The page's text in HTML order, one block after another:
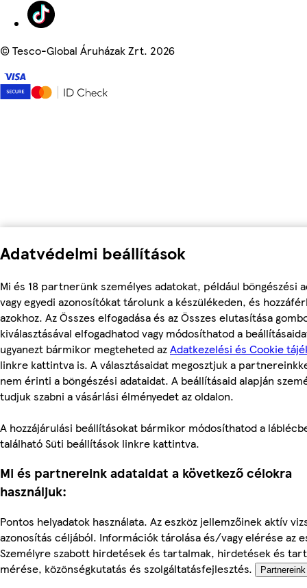
Adatvédelmi beállítások
Mi és 18 partnerünk személyes adatokat, például böngészési
vagy egyedi azonosítókat tárolunk a készülékeden, és
azokhoz. Az Összes elfogadása és az Összes elutasítása
kiválasztásával elfogadhatod vagy módosíthatod a
ugyanezt bármikor megteheted azAdatkezelési és Cookie
linkre kattintva is. A választásaidat megosztjuk a
nem érinti a böngészési adataidat. A beállításaid alapján
tudjuk szabni a vásárlási élményedet az oldalon.
A hozzájárulási beállításokat bármikor módosíthatod a
található Süti beállítások linkre kattintva.
Mi és partnereink adataidat a következő célokra
használjuk:
Pontos helyadatok használata. Az eszköz jellemzőinek aktív
azonosítás céljából. Információk tárolása és/vagy elérése az
Személyre szabott hirdetések és tartalmak, hirdetések és
mérése, közönségkutatás és szolgáltatásfejlesztés.
©Tesco-Global Áruházak Zrt. 2026